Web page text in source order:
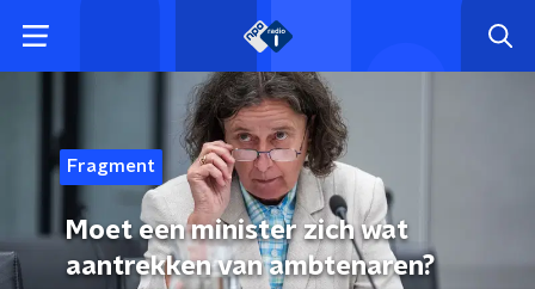
Fragment
Moet een minister zich wat
aantrekken van ambtenaren?